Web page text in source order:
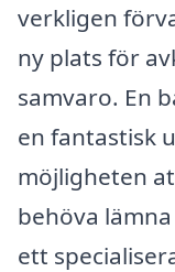
verkligen
ny plats för
samvaro. En
en fantastisk
möjligheten
behöva
ett